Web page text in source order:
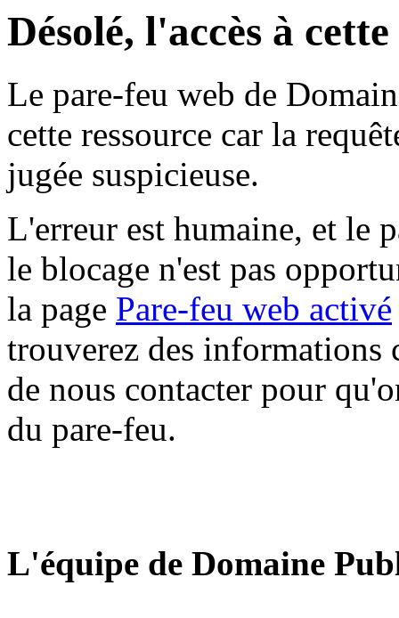
Désolé, l'accès à
Le pare-feu web de
cette ressource car la
jugée suspicieuse.
L'erreur est humaine, et le
le blocage n'est pas
la page Pare-feu web activé
trouverez des informations
de nous contacter pour
du pare-feu.
L'équipe de Domaine